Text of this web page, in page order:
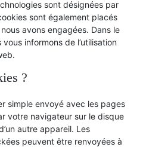
sont désignées par
sont également placés
avons engagées. Dans le
informons de l’utilisation
?
simple envoyé avec les pages
votre navigateur sur le disque
autre appareil. Les
peuvent être renvoyées à